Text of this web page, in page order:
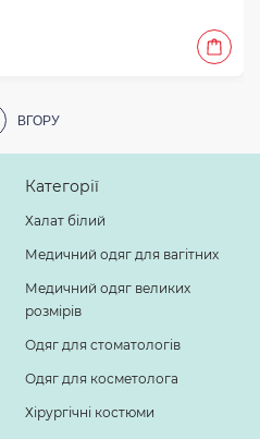
ВГОРУ
Категорії
Халат білий
Медичний одяг для вагітних
Медичний одяг великих
розмірів
Одяг для стоматологів
Одяг для косметолога
Хірургічні костюми